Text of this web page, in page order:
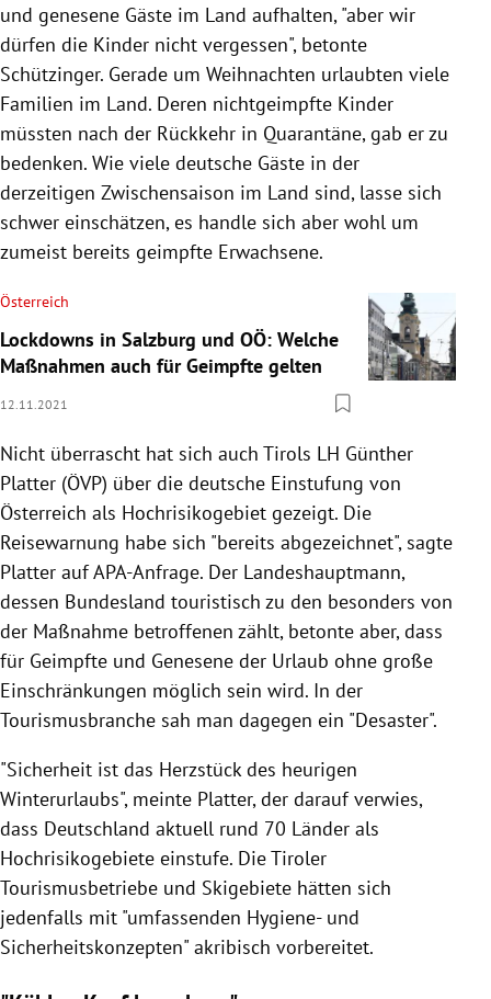
und genesene Gäste im Land aufhalten, "aber wir
dürfen die Kinder nicht vergessen", betonte
Schützinger. Gerade um Weihnachten urlaubten viele
Familien im Land. Deren nichtgeimpfte Kinder
müssten nach der Rückkehr in Quarantäne, gab er zu
bedenken. Wie viele deutsche Gäste in der
derzeitigen Zwischensaison im Land sind, lasse sich
schwer einschätzen, es handle sich aber wohl um
zumeist bereits geimpfte Erwachsene.
Österreich
Lockdowns in Salzburg und OÖ: Welche
Maßnahmen auch für Geimpfte gelten
12.11.2021
Nicht überrascht hat sich auch Tirols LH Günther
Platter (ÖVP) über die deutsche Einstufung von
Österreich als Hochrisikogebiet gezeigt. Die
Reisewarnung habe sich "bereits abgezeichnet", sagte
Platter auf APA-Anfrage. Der Landeshauptmann,
dessen Bundesland touristisch zu den besonders von
der Maßnahme betroffenen zählt, betonte aber, dass
für Geimpfte und Genesene der Urlaub ohne große
Einschränkungen möglich sein wird. In der
Tourismusbranche sah man dagegen ein "Desaster".
"Sicherheit ist das Herzstück des heurigen
Winterurlaubs", meinte Platter, der darauf verwies,
dass Deutschland aktuell rund 70 Länder als
Hochrisikogebiete einstufe. Die Tiroler
Tourismusbetriebe und Skigebiete hätten sich
jedenfalls mit "umfassenden Hygiene- und
Sicherheitskonzepten" akribisch vorbereitet.